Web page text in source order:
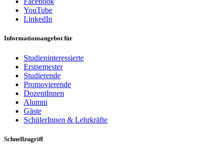
YouTube
LinkedIn
Informationsangebot für
Studieninteressierte
Erstsemester
Studierende
Promovierende
DozentInnen
Alumni
Gäste
SchülerInnen & Lehrkräfte
Schnellzugriff